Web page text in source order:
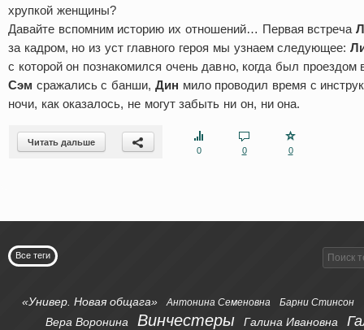
хрупкой женщины?
Давайте вспомним историю их отношений… Первая встреча
за кадром, но из уст главного героя мы узнаем следующее:
с которой он познакомился очень давно, когда был проездом
Сэм сражались с банши, Дин мило проводил время с
ночи, как оказалось, не могут забыть ни он, ни она.
Читать дальше
0
0 0
Все теги
«Универ. Новая общага» Антонина Семеновна Барни Стинсон
Вера Воронина Винчестеры Галина Ивановна